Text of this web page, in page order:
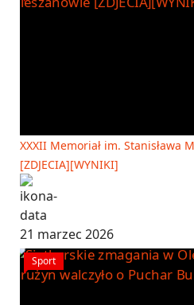
XXXII Memoriał im. Stanisława
[ZDJECIA][WYNIKI]
21 marzec 2026
Sport